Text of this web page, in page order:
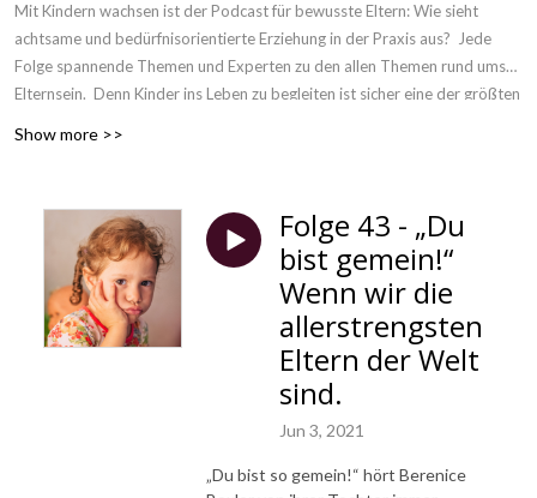
Mit Kindern wachsen ist der Podcast für bewusste Eltern: Wie sieht
achtsame und bedürfnisorientierte Erziehung in der Praxis aus? Jede
Folge spannende Themen und Experten zu den allen Themen rund ums
Elternsein. Denn Kinder ins Leben zu begleiten ist sicher eine der größten
Show more >>
Folge 43 - „Du
bist gemein!“
Wenn wir die
allerstrengsten
Eltern der Welt
sind.
Jun 3, 2021
„Du bist so gemein!“ hört Berenice